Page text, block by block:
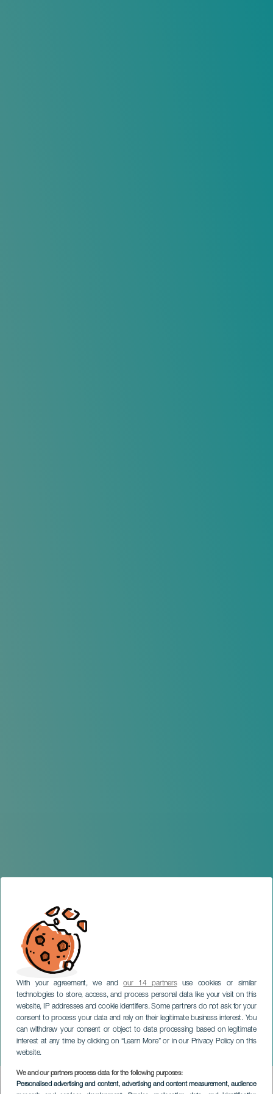
With your agreement, we andour 14 partnersuse cookies or similar
technologies to store, access, and process personal data like your visit on this
website, IP addresses and cookie identifiers. Some partners do not ask for your
consent to process your data and rely on their legitimate business interest. You
can withdraw your consent or object to data processing based on legitimate
interest at any time by clicking on “Learn More” or in our Privacy Policy on this
website.
We and our partners process data for the following purposes:
Personalised advertising and content, advertising and content measurement, audience
Nena Daconte en
concierto
LANZAROTE
Imagen